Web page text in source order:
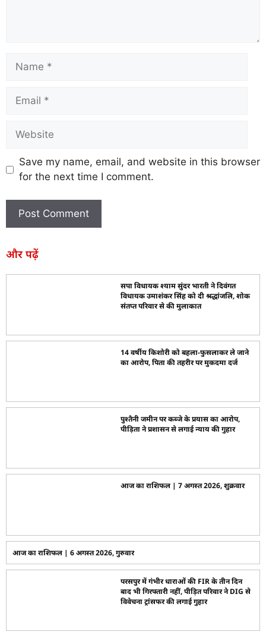
Save my name, email, and website in this browser
for the next time I comment.
और पढ़ें
सपा विधायक श्याम सुंदर भारती ने दिवंगत
विधायक उमाशंकर सिंह को दी श्रद्धांजलि, शोक
संतप्त परिवार से की मुलाकात
14 वर्षीय किशोरी को बहला-फुसलाकर ले जाने
का आरोप, पिता की तहरीर पर मुकदमा दर्ज
पुश्तैनी जमीन पर कब्जे के प्रयास का आरोप,
पीड़िता ने प्रशासन से लगाई न्याय की गुहार
आज का राशिफल | 7 अगस्त 2026, शुक्रवार
आज का राशिफल | 6 अगस्त 2026, गुरुवार
परसपुर में गंभीर धाराओं की FIR के तीन दिन
बाद भी गिरफ्तारी नहीं, पीड़ित परिवार ने DIG से
विवेचना ट्रांसफर की लगाई गुहार